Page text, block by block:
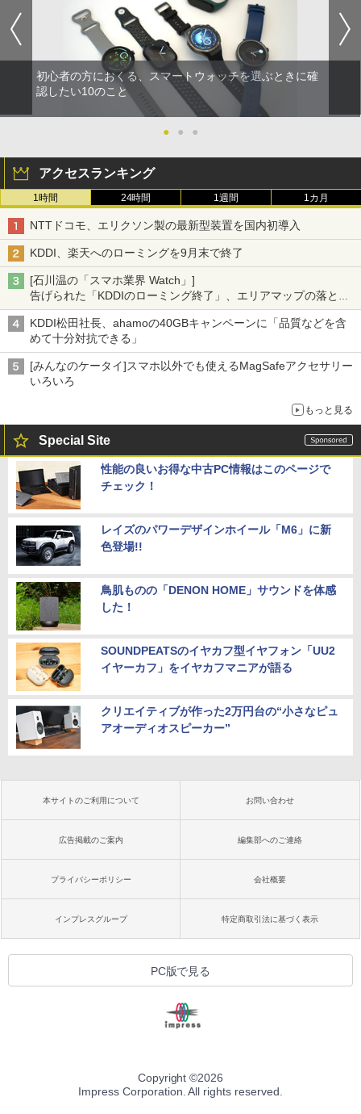
初心者の方におくる、スマートウォッチを選ぶときに確
認したい10のこと
● ● ●
アクセスランキング
1時間 24時間 1週間 1カ月
NTTドコモ、エリクソン製の最新型装置を国内初導入
KDDI、楽天へのローミングを9月末で終了
[石川温の「スマホ業界 Watch」]
告げられた「KDDIのローミング終了」、エリアマップの落とし
穴と楽天モバイルの課題
KDDI松田社長、ahamoの40GBキャンペーンに「品質などを含
めて十分対抗できる」
[みんなのケータイ]スマホ以外でも使えるMagSafeアクセサリー
いろいろ
もっと見る
Special Site
性能の良いお得な中古PC情報はこのページで
チェック！
レイズのパワーデザインホイール「M6」に新
色登場!!
鳥肌ものの「DENON HOME」サウンドを体感
した！
SOUNDPEATSのイヤカフ型イヤフォン「UU2
イヤーカフ」をイヤカフマニアが語る
クリエイティブが作った2万円台の“小さなピュ
アオーディオスピーカー”
本サイトのご利用について お問い合わせ
広告掲載のご案内 編集部へのご連絡
プライバシーポリシー 会社概要
インプレスグループ 特定商取引法に基づく表示
PC版で見る
Copyright ©2026
Impress Corporation. All rights reserved.